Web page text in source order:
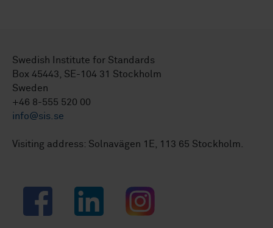
Swedish Institute for Standards
Box 45443, SE-104 31 Stockholm
Sweden
+46 8-555 520 00
info@sis.se
Visiting address: Solnavägen 1E, 113 65 Stockholm.
Facebook LinkedIn Instagram